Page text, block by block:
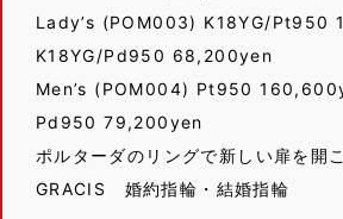
Lady’s (POM003) K18YG/Pt950
K18YG/Pd950 68,200yen
Men’s (POM004) Pt950
Pd950 79,200yen
ポルターダのリングで新しい扉を開こ
GRACIS 婚約指輪・結婚指輪